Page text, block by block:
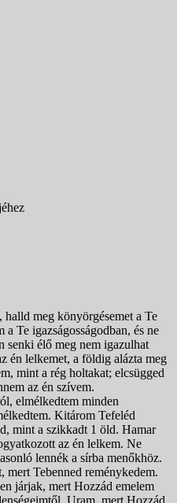
meg könyörgésemet a Te
a Te igazságosságodban, és ne
senki élő meg nem igazulhat
én lelkemet, a földig alázta meg
mint a rég holtakat; elcsügged
az én szívem.
el­mélkedtem minden
Kitárom Tefeléd
mint a szikkadt 1 öld. Hamar
az én lelkem. Ne
lennék a sírba menőkhöz.
mert Tebenned reménykedem.
járjak, mert Hozzád emelem
Uram, mert Hozzád